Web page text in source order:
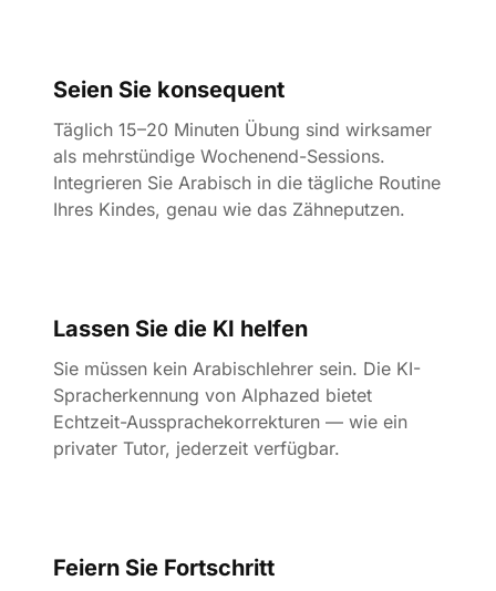
Seien Sie konsequent
Täglich 15–20 Minuten Übung sind wirksamer
als mehrstündige Wochenend-Sessions.
Integrieren Sie Arabisch in die tägliche Routine
Ihres Kindes, genau wie das Zähneputzen.
Lassen Sie die KI helfen
Sie müssen kein Arabischlehrer sein. Die KI-
Spracherkennung von Alphazed bietet
Echtzeit-Aussprachekorrekturen — wie ein
privater Tutor, jederzeit verfügbar.
Feiern Sie Fortschritt